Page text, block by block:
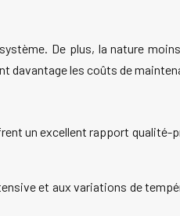
De plus, la nature
davantage les coûts de
un excellent rapport qualité-
et aux variations de